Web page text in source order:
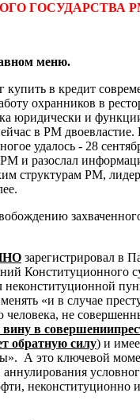
ГОСУДАРСТВА
меню.
купить в кредит
охранников в
юридически и
в РМ двоевластие.
удалось - 28
и разослал
структурам РМ,
зарегистрировал в
Конституционного
«и в случае
не
в
обратную силу) и
А это ключевой
неконституционно